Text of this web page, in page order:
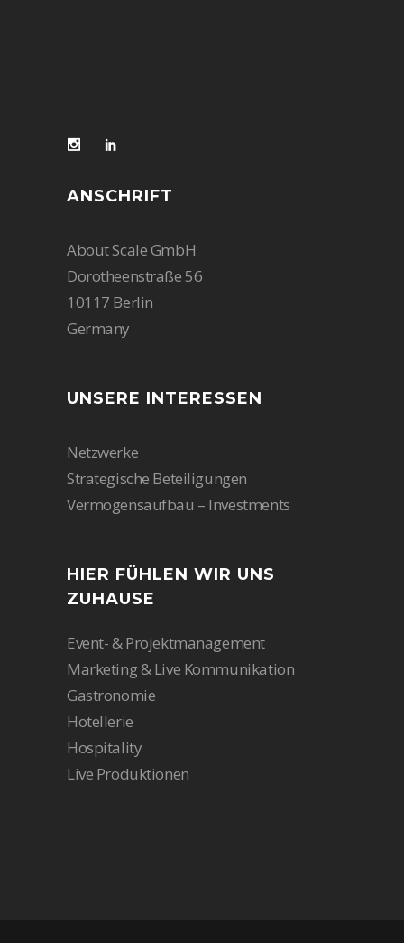
ANSCHRIFT
About Scale GmbH
Dorotheenstraße 56
10117 Berlin
Germany
UNSERE INTERESSEN
Netzwerke
Strategische Beteiligungen
Vermögensaufbau – Investments
HIER FÜHLEN WIR UNS
ZUHAUSE
Event- & Projektmanagement
Marketing & Live Kommunikation
Gastronomie
Hotellerie
Hospitality
Live Produktionen